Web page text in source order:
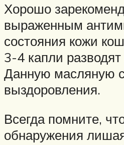
Хорошо
выраженным
состояния кожи
3-4 капли
Данную масляную
выздоровления.
Всегда помните,
обнаружения